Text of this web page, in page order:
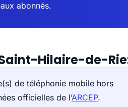
abonnés.
Hilaire-de-
de téléphonie mobile hors
officielles de l’ARCEP.